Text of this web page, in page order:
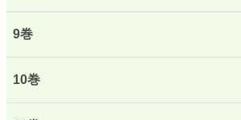
9巻
10巻